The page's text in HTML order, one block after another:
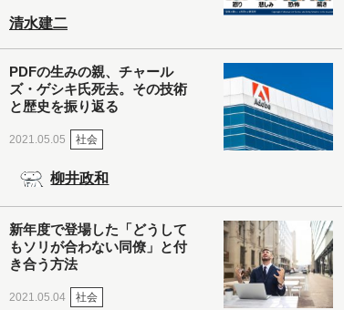
清水建二
PDFの生みの親、チャール
ズ・ゲシキ氏死去。その技術
と歴史を振り返る
2021.05.05 社会
柳井政和
新年度で登場した「どうして
もソリが合わない同僚」と付
き合う方法
2021.05.04 社会